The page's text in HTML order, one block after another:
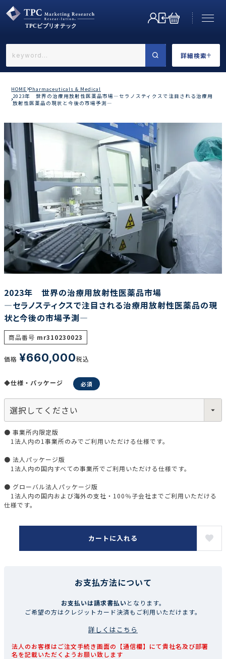
詳細検索
←戻る
業界で選ぶ
カテゴリで選ぶ
調査の種類で選ぶ
リセット
HOME Pharmaceuticals & Medical
2023年 世界の治療用放射性医薬品市場―セラノスティクスで注目される治療用
放射性医薬品の現状と今後の市場予測―
2023年 世界の治療用放射性医薬品市場
―セラノスティクスで注目される治療用放射性医薬品の現
状と今後の市場予測―
商品番号 mr310230023
価格 ¥660,000税込
◆仕様・パッケージ
● 事業所内限定版
1法人内の1事業所のみでご利用いただける仕様です。
● 法人パッケージ版
1法人内の国内すべての事業所でご利用いただける仕様です。
● グローバル法人パッケージ版
1法人内の国内および海外の支社・100％子会社までご利用いただける
仕様です。
カートに入れる
お支払方法について
お支払いは請求書払いとなります。
ご希望の方はクレジットカード決済もご利用いただけます。
詳しくはこちら
法人のお客様はご注文手続き画面の【通信欄】にて貴社名及び部署
名を記載いただくようお願い致します